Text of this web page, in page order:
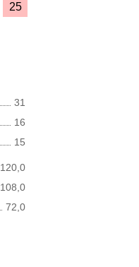
25
31
16
15
120,0
108,0
72,0